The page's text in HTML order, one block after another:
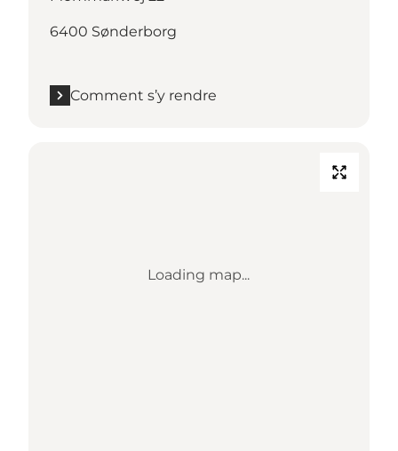
6400 Sønderborg
Comment s’y rendre
Loading map...